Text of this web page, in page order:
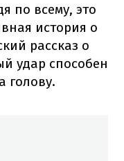
по всему, это
история о
рассказ о
удар способен
голову.